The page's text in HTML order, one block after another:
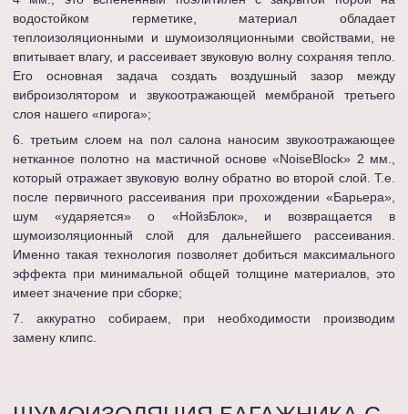
водостойком герметике, материал обладает
теплоизоляционными и шумоизоляционными свойствами, не
впитывает влагу, и рассеивает звуковую волну сохраняя тепло.
Его основная задача создать воздушный зазор между
виброизолятором и звукоотражающей мембраной третьего
слоя нашего «пирога»;
третьим слоем на пол салона наносим звукоотражающее
нетканное полотно на мастичной основе «NoiseBlock» 2 мм.,
который отражает звуковую волну обратно во второй слой. Т.е.
после первичного рассеивания при прохождении «Барьера»,
шум «ударяется» о «НойзБлок», и возвращается в
шумоизоляционный слой для дальнейшего рассеивания.
Именно такая технология позволяет добиться максимального
эффекта при минимальной общей толщине материалов, это
имеет значение при сборке;
аккуратно собираем, при необходимости производим
замену клипс.